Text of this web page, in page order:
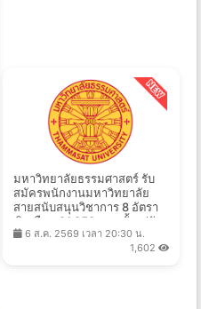
มหาวิทยาลัยธรรมศาสตร์ รับ
สมัครพนักงานมหาวิทยาลัย
สายสนับสนุนวิชาการ 8 อัตรา
เงินเดือน 21,250 บาท ตั้งแต่วัน
ที่ 10-25 ส.ค. 2569
6 ส.ค. 2569 เวลา 20:30 น.
1,602